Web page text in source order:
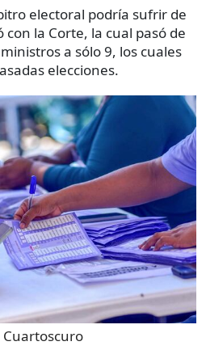
electoral podría sufrir de
la Corte, la cual pasó de
a sólo 9, los cuales
elecciones.
Cuartoscuro